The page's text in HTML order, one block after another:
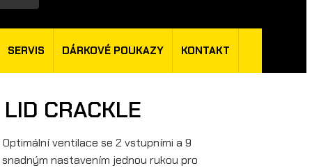
SERVIS DÁRKOVÉ POUKAZY KONTAKT
CRACKLE
ventilace se 2 vstupními a 9
nastavením jednou rukou pro